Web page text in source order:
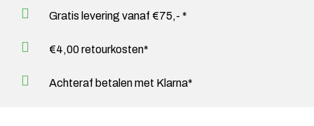
Gratis levering vanaf €75,- *
€4,00 retourkosten*
Achteraf betalen met Klarna*